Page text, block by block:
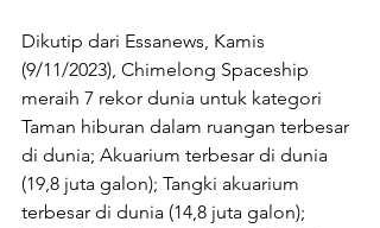
Dikutip dari Essanews, Kamis
(9/11/2023), Chimelong Spaceship
meraih 7 rekor dunia untuk kategori
Taman hiburan dalam ruangan terbesar
di dunia; Akuarium terbesar di dunia
(19,8 juta galon); Tangki akuarium
terbesar di dunia (14,8 juta galon);